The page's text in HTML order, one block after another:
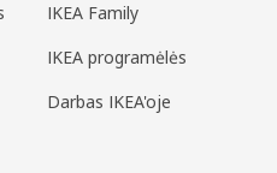
IKEA Family
IKEA programėlės
Darbas IKEA'oje